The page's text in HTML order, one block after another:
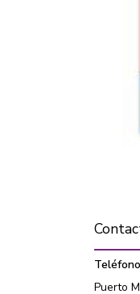
Teléfono
Puerto